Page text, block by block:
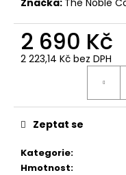
2 690 Kč
2 223,14 Kč bez DPH
Kategorie:
Hmotnost:
Zeptat se
o
p
o
u
e
m
e